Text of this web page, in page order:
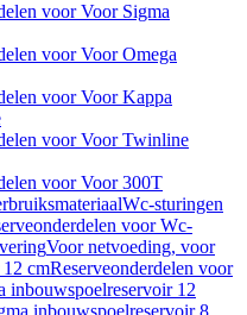
voor Voor Sigma
voor Voor Omega
voor Voor Kappa
voor Voor Twinline
voor Voor 300T
Wc-sturingen
voor Wc-
Voor netvoeding, voor
cmReserveonderdelen voor
inbouwspoelreservoir 12
inbouwspoelreservoir 8